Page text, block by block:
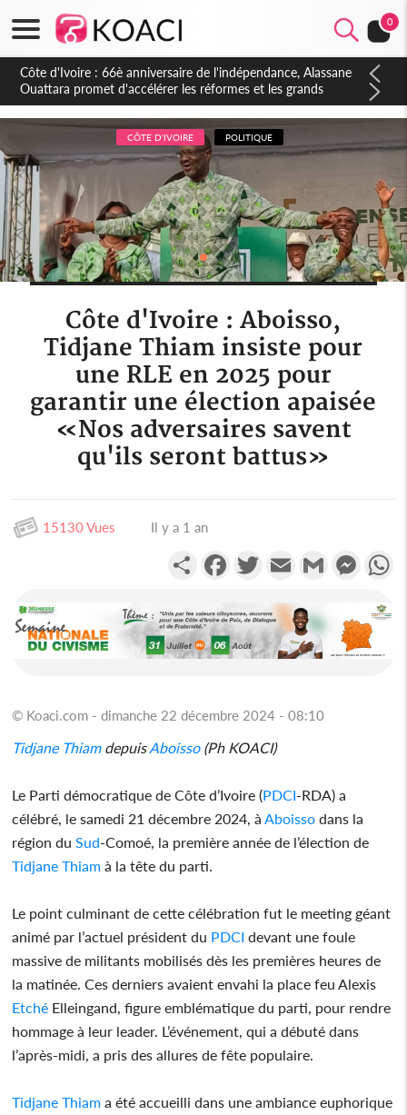
0
Côte d'Ivoire : À Abidjan, Amadou Oury Bah admire le modèle
ivoirien et veut s'en inspirer pour accélérer le développement
de la Guinée
CÔTE D'IVOIRE POLITIQUE
Côte d'Ivoire : Aboisso,
Tidjane Thiam insiste pour
une RLE en 2025 pour
garantir une élection apaisée
«Nos adversaires savent
qu'ils seront battus»
15130 Vues Il y a 1 an
PartagerFacebookTwitterEmail Gmail
© Koaci.com - dimanche 22 décembre 2024 - 08:10
Tidjane ThiamdepuisAboisso(Ph KOACI)
Le Parti démocratique de Côte d’Ivoire (PDCI-RDA) a
célébré, le samedi 21 décembre 2024, àAboisso dans la
région duSud-Comoé, la première année de l’élection de
Tidjane Thiam à la tête du parti.
Le point culminant de cette célébration fut le meeting géant
animé par l’actuel président du PDCI devant une foule
massive de militants mobilisés dès les premières heures de
la matinée. Ces derniers avaient envahi la place feu Alexis
Etché Elleingand, figure emblématique du parti, pour rendre
hommage à leur leader. L’événement, qui a débuté dans
l’après-midi, a pris des allures de fête populaire.
Tidjane Thiam a été accueilli dans une ambiance euphorique